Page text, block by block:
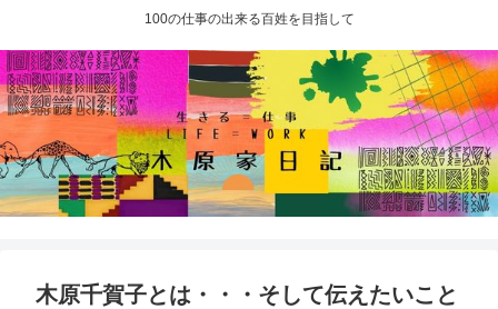
100の仕事の出来る百姓を目指して
木原千賀子とは・・・そして伝えたいこと